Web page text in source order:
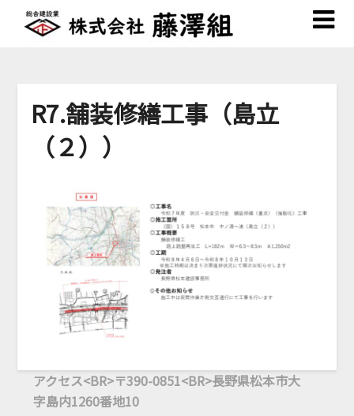
R7.舗装修繕工事（島立
（２））
アクセス<BR>〒390-0851<BR>長野県松本市大
字島内1260番地10